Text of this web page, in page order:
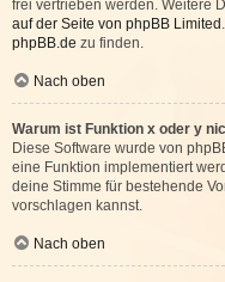
frei vertrieben werden. Weitere
auf der Seite von phpBB Limited
phpBB.de zu finden.
Nach oben
Warum ist Funktion x oder y
Diese Software wurde von
eine Funktion implementiert
deine Stimme für bestehende
vorschlagen kannst.
Nach oben